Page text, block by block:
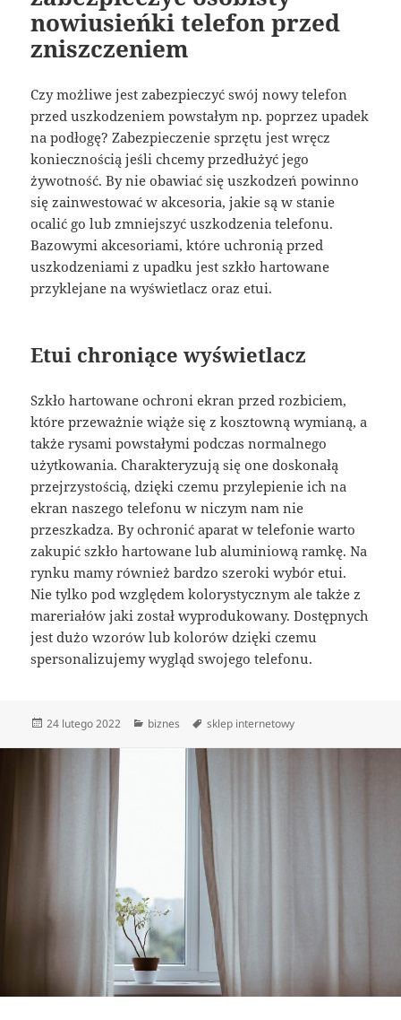
nowiusieńki telefon przed
zniszczeniem
Czy możliwe jest zabezpieczyć swój nowy telefon
przed uszkodzeniem powstałym np. poprzez upadek
na podłogę? Zabezpieczenie sprzętu jest wręcz
koniecznością jeśli chcemy przedłużyć jego
żywotność. By nie obawiać się uszkodzeń powinno
się zainwestować w akcesoria, jakie są w stanie
ocalić go lub zmniejszyć uszkodzenia telefonu.
Bazowymi akcesoriami, które uchronią przed
uszkodzeniami z upadku jest szkło hartowane
przyklejane na wyświetlacz oraz etui.
Etui chroniące wyświetlacz
Szkło hartowane ochroni ekran przed rozbiciem,
które przeważnie wiąże się z kosztowną wymianą, a
także rysami powstałymi podczas normalnego
użytkowania. Charakteryzują się one doskonałą
przejrzystością, dzięki czemu przylepienie ich na
ekran naszego telefonu w niczym nam nie
przeszkadza. By ochronić aparat w telefonie warto
zakupić szkło hartowane lub aluminiową ramkę. Na
rynku mamy również bardzo szeroki wybór etui.
Nie tylko pod względem kolorystycznym ale także z
mareriałów jaki został wyprodukowany. Dostępnych
jest dużo wzorów lub kolorów dzięki czemu
spersonalizujemy wygląd swojego telefonu.
Data
24 lutego 2022 Kategorie
biznes Tagi
sklep internetowy